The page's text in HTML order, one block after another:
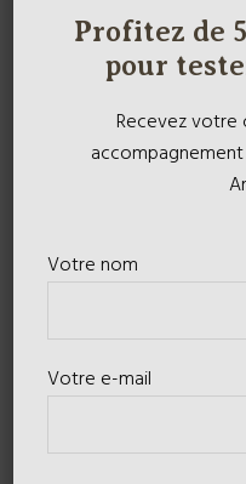
Profitez de
pour
Recevez
Votre nom
Votre e-mail